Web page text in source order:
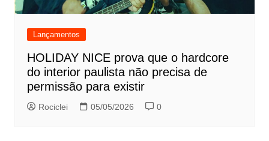
Lançamentos
HOLIDAY NICE prova que o hardcore
do interior paulista não precisa de
permissão para existir
Rociclei 05/05/2026 0